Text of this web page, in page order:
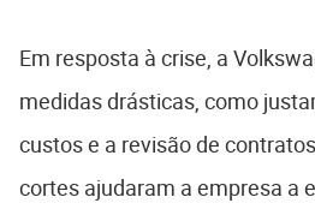
Em resposta à crise, a
medidas drásticas, como
custos e a revisão de
cortes ajudaram a empresa a